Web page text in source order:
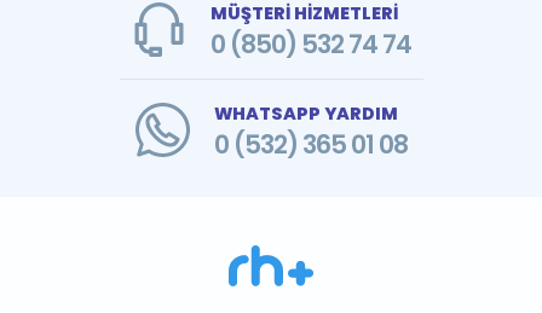
MÜŞTERİ HİZMETLERİ
0 (850) 532 74 74
WHATSAPP YARDIM
0 (532) 365 01 08